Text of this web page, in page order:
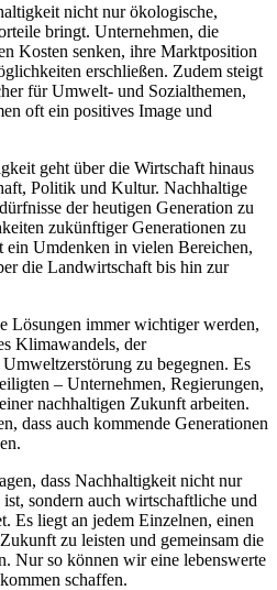
nicht nur ökologische,
bringt. Unternehmen, die
Kosten senken, ihre Marktposition
erschließen. Zudem steigt
für Umwelt- und Sozialthemen,
oft ein positives Image und
geht über die Wirtschaft hinaus
Politik und Kultur. Nachhaltige
der heutigen Generation zu
zukünftiger Generationen zu
ein Umdenken in vielen Bereichen,
die Landwirtschaft bis hin zur
Lösungen immer wichtiger werden,
Klimawandels, der
zu begegnen. Es
– Unternehmen, Regierungen,
nachhaltigen Zukunft arbeiten.
dass auch kommende Generationen
dass Nachhaltigkeit nicht nur
sondern auch wirtschaftliche und
Es liegt an jedem Einzelnen, einen
zu leisten und gemeinsam die
Nur so können wir eine lebenswerte
schaffen.